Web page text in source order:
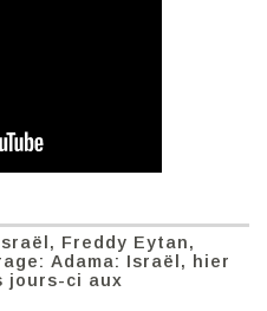
Freddy Eytan,
Adama: Israël, hier
jours-ci aux